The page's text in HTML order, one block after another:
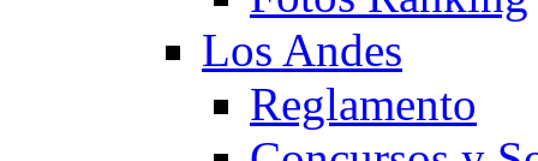
Los Andes
Reglamento